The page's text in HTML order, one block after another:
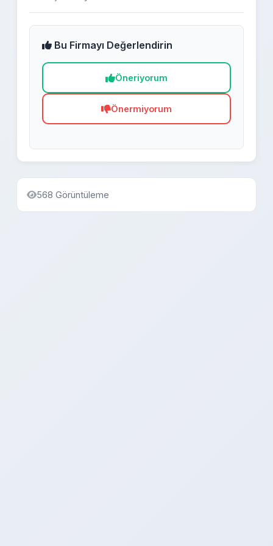
Bu Firmayı Değerlendirin
Öneriyorum
Önermiyorum
568 Görüntüleme